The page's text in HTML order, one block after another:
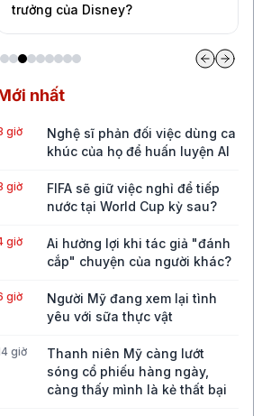
trưởng của Disney?
nhất
giờ
Nghệ sĩ phản đối việc dùng ca
khúc của họ để huấn luyện AI
giờ
FIFA sẽ giữ việc nghỉ để tiếp
nước tại World Cup kỳ sau?
giờ
Ai hưởng lợi khi tác giả "đánh
cắp" chuyện của người khác?
giờ
Người Mỹ đang xem lại tình
yêu với sữa thực vật
giờ
Thanh niên Mỹ càng lướt
sóng cổ phiếu hàng ngày,
càng thấy mình là kẻ thất bại